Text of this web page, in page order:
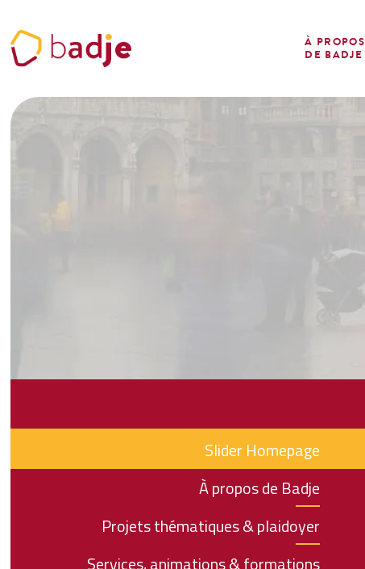
À PROPOS
DE BADJE
Slider Homepage
À propos de Badje
Projets thématiques & plaidoyer
Services, animations & formations